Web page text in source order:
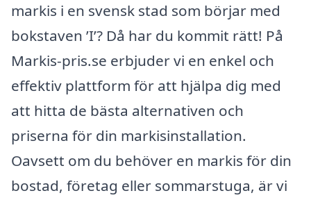
markis i en svensk stad som börjar med
bokstaven ’I’? Då har du kommit rätt! På
Markis-pris.se erbjuder vi en enkel och
effektiv plattform för att hjälpa dig med
att hitta de bästa alternativen och
priserna för din markisinstallation.
Oavsett om du behöver en markis för din
bostad, företag eller sommarstuga, är vi